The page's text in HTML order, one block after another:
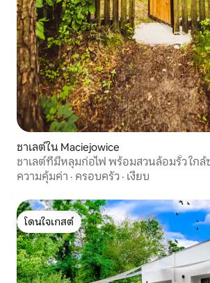
ชาเลต์ใน Maciejowice
ชาเลต์ที่มีหลุมก่อไฟ พร้อมสวนล้อมรั้ว ใกล้
ความคุ้มค่า · ครอบครัว · เงียบ
โดนใจเกสต์
โดนใจเกสต์